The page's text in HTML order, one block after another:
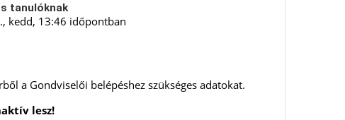
tanulóknak
kedd, 13:46 időpontban
a Gondviselői belépéshez szükséges adatokat.
lesz!